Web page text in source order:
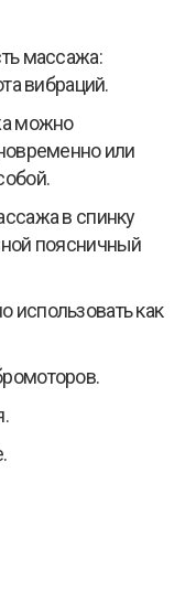
массажа:
вибраций.
можно
или
в спинку
поясничный
как